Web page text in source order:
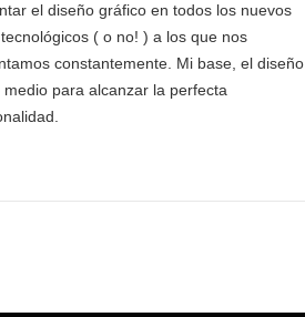
el diseño gráfico en todos los nuevos
( o no! ) a los que nos
constantemente. Mi base, el diseño
medio para alcanzar la perfecta